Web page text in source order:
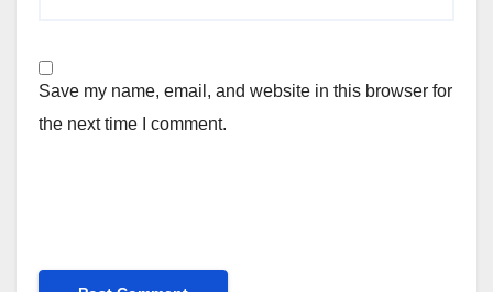
Save my name, email, and website in this browser for
the next time I comment.